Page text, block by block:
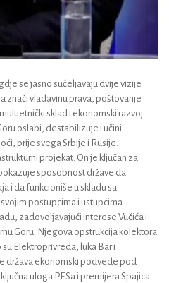
se jasno sučeljavaju dvije vizije
znači vladavinu prava, poštovanje
sklad i ekonomski razvoj.
oslabi, destabilizuje i učini
prije svega Srbije i Rusije.
projekat. On je ključan za
sposobnost države da
i da funkcioniše u skladu sa
postupcima i ustupcima
zadovoljavajući interese Vučića i
Goru. Njegova opstrukcija kolektora
Elektroprivreda, luka Bar i
država ekonomski podvede pod
uloga PESa i premijera Spajica